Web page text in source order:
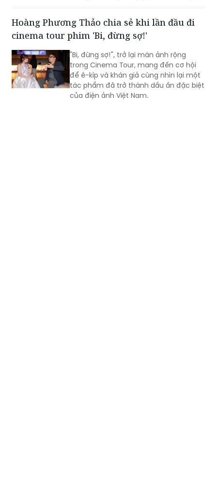
phát triển hùng cường của dân tộc
trong thời đại mới.
Hoàng Phương Thảo chia sẻ khi lần đầu đi
cinema tour phim 'Bi, đừng sợ!'
"Bi, đừng sợ!", trở lại màn ảnh rộng
trong Cinema Tour, mang đến cơ hội
để ê-kíp và khán giả cùng nhìn lại một
tác phẩm đã trở thành dấu ấn đặc biệt
của điện ảnh Việt Nam.